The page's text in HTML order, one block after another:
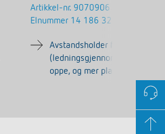
Artikkel-nr. 9070906
Elnummer 14 186 32
Avstandsholder for fleksibel
(ledningsgjennomføring nede,
oppe, og mer plass til å legge